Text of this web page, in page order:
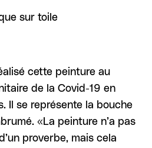
sur toile
cette peinture au
de la Covid-19 en
Il se représente la bouche
«La peinture n’a pas
proverbe, mais cela